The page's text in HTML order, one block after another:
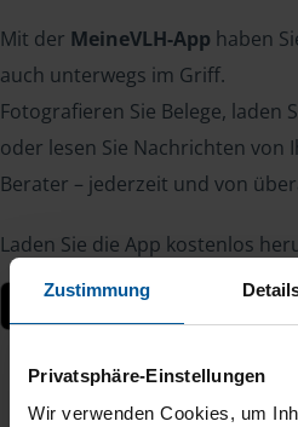
Zustimmung
Privatsphäre-Einstellungen
Wir verwenden Cookies, um
Mit der MeineVLH-App haben
auch unterwegs im Griff.
Fotografieren Sie Belege, laden
oder lesen Sie Nachrichten
Berater – jederzeit und von
Laden Sie die App kostenlos